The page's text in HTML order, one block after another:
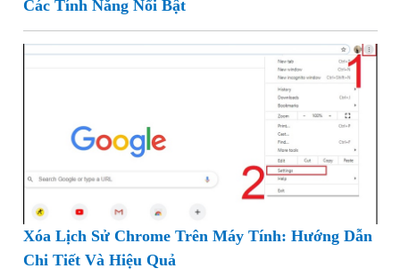
Các Tính Năng Nổi Bật
Xóa Lịch Sử Chrome Trên Máy Tính: Hướng Dẫn
Chi Tiết Và Hiệu Quả